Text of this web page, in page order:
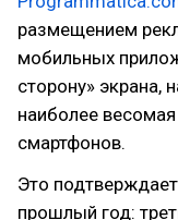
размещением
мобильных
сторону» экрана,
наиболее
смартфонов.
Это
прошлый год: